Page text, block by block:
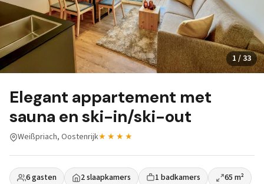
1 / 33
Elegant appartement met
sauna en ski-in/ski-out
Weißpriach, Oostenrijk★★★★
6 gasten 2 slaapkamers 1 badkamers
65 m²